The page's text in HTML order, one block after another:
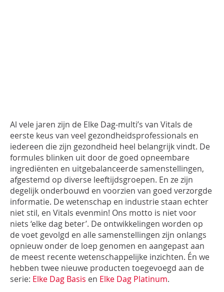
Al vele jaren zijn de Elke Dag-multi’s van Vitals de
eerste keus van veel gezondheidsprofessionals en
iedereen die zijn gezondheid heel belangrijk vindt. De
formules blinken uit door de goed opneembare
ingrediënten en uitgebalanceerde samenstellingen,
afgestemd op diverse leeftijdsgroepen. En ze zijn
degelijk onderbouwd en voorzien van goed verzorgde
informatie. De wetenschap en industrie staan echter
niet stil, en Vitals evenmin! Ons motto is niet voor
niets ‘elke dag beter’. De ontwikkelingen worden op
de voet gevolgd en alle samenstellingen zijn onlangs
opnieuw onder de loep genomen en aangepast aan
de meest recente wetenschappelijke inzichten. Én we
hebben twee nieuwe producten toegevoegd aan de
serie: Elke Dag Basis en Elke Dag Platinum.